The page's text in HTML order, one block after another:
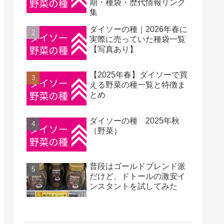
期・種袋・歴代情報リンク
集
ダイソーの種｜2026年春に
実際に売っていた種袋一覧
【写真あり】
【2025年春】ダイソーで買
える野菜の種一覧と特徴ま
とめ
ダイソーの種 2025年秋
（野菜）
普段はゴールドブレンド派
だけど、ドトールの激安イ
ンスタントを試してみた